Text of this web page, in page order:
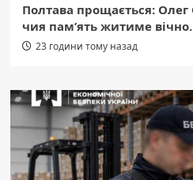
Полтава прощається:
чия пам’ять житиме вічно.
23 години тому назад